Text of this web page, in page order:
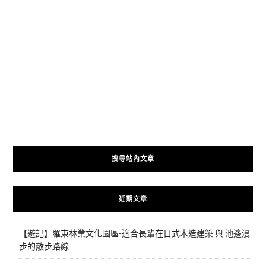
搜尋站內文章
近期文章
【遊記】羅東林業文化園區-適合長輩在日式木造建築 與 池邊漫
步的散步路線